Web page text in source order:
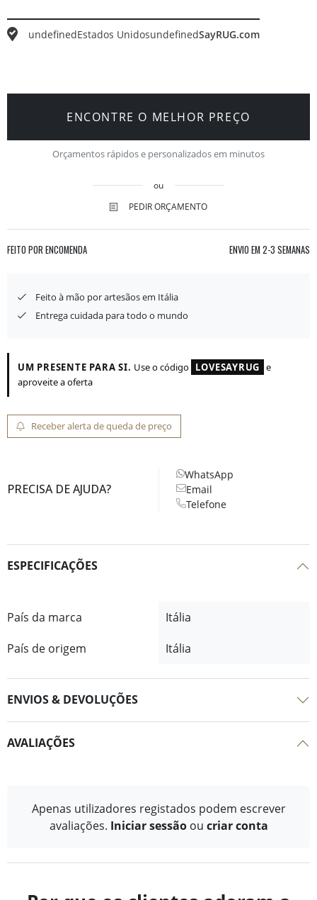
undefinedEstados UnidosundefinedSayRUG.com
ENCONTRE O MELHOR PREÇO
Orçamentos rápidos e personalizados em minutos
ou
PEDIR ORÇAMENTO
FEITO POR ENCOMENDA ENVIO EM 2-3 SEMANAS
Feito à mão por artesãos em Itália
Entrega cuidada para todo o mundo
UM PRESENTE PARA SI. Use o código LOVESAYRUG e
aproveite a oferta
Receber alerta de queda de preço
PRECISA DE AJUDA?
WhatsApp
Email
Telefone
ESPECIFICAÇÕES
País da marca
Itália
País de origem
Itália
ENVIOS & DEVOLUÇÕES
AVALIAÇÕES
Apenas utilizadores registados podem escrever
avaliações. Iniciar sessão ou criar conta